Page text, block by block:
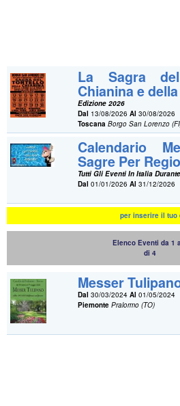
La Sagra
Chianina e
Edizione 2026
Dal 13/08/2026Al 30/08/2026
Toscana Borgo San Lorenzo
Calendario
Sagre Per
Tutti Gli Eventi In Italia
Dal 01/01/2026Al 31/12/2026
per inserire il
Elenco Eventi da 1
di 4
Messer
Dal 30/03/2024Al 01/05/2024
Piemonte Pralormo (TO)